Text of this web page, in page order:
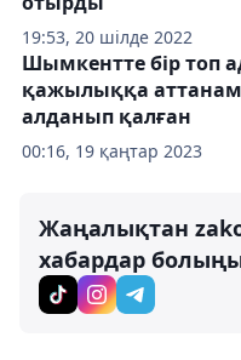
19:53, 20 шілде 2022
00:16, 19 қаңтар 2023
Шымкентте бір топ
қажылыққа
алданып қалған
Жаңалықтан
хабардар